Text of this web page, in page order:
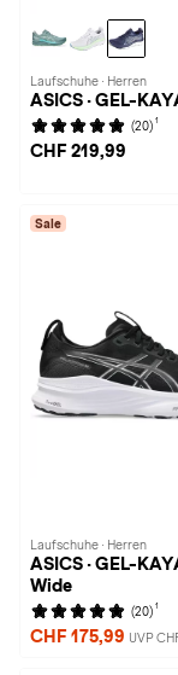
Laufschuhe · Herren
ASICS · GEL-
(20) 1
CHF 219,99
Sale
Laufschuhe · Herren
ASICS · GEL-
Wide
(20) 1
CHF 175,99 UVP